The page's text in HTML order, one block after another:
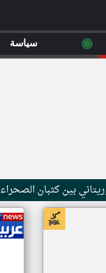
بين كثبان الصحراء
◉ سياسة